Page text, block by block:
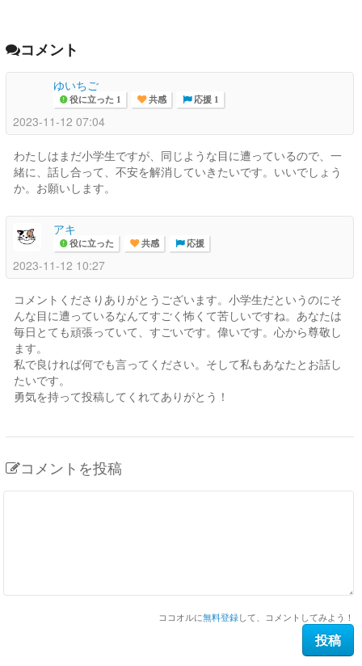
コメント
ゆいちご
役に立った 1 共感 応援 1
2023-11-12 07:04
わたしはまだ小学生ですが、同じような目に遭っているので、一
緒に、話し合って、不安を解消していきたいです。いいでしょう
か。お願いします。
アキ
役に立った 共感 応援
2023-11-12 10:27
コメントくださりありがとうございます。小学生だというのにそ
んな目に遭っているなんてすごく怖くて苦しいですね。あなたは
毎日とても頑張っていて、すごいです。偉いです。心から尊敬し
ます。
私で良ければ何でも言ってください。そして私もあなたとお話し
たいです。
勇気を持って投稿してくれてありがとう！
コメントを投稿
ココオルに無料登録して、コメントしてみよう！